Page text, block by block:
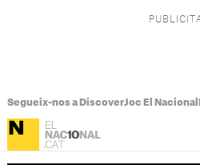
Segueix-nos a DiscoverJoc El Nacional